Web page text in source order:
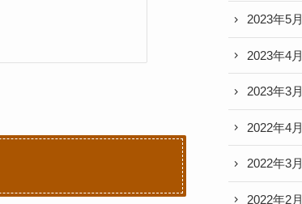
2023年5月
2023年4月
2023年3月
2022年4月
2022年3月
2022年2月